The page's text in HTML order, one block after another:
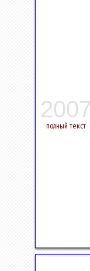
2007
полный текст